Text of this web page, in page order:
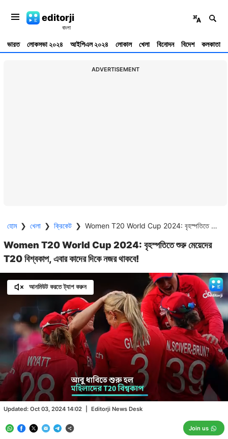
editorji
ভারত লোকসভা ২০২৪ আইপিএল ২০২৪ লোকাল খেলা বিনোদন বিদেশ কলকাতা
ADVERTISEMENT
হোম ❯ খেলা ❯ ক্রিকেট ❯ Women T20 World Cup 2024: বৃহস্পতিতে শুরু মেয়েদের T20 বিশ্বকাপ, এবার কাদের দিকে নজর থাকবে!
Women T20 World Cup 2024: বৃহস্পতিতে শুরু মেয়েদের
T20 বিশ্বকাপ, এবার কাদের দিকে নজর থাকবে!
Updated: Oct 03, 2024 14:02 Editorji News Desk
Join us
আনমিউট করতে ট্যাপ করুন
Unmute
/
Loaded
29.28%